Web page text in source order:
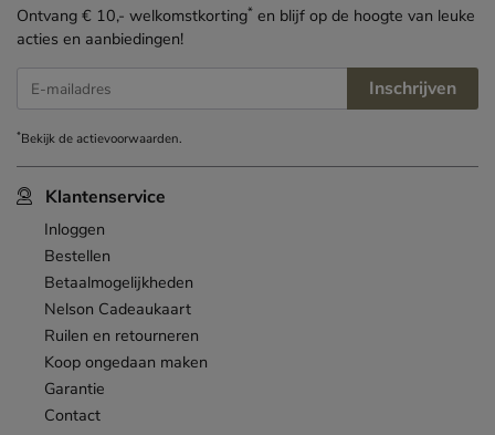
Klantenservice
Inloggen
Bestellen
Betaalmogelijkheden
Nelson Cadeaukaart
Ruilen en retourneren
Koop ongedaan maken
Garantie
Contact
Ontvang € 10,- welkomstkorting* en blijf op de hoogte van leuke
acties en aanbiedingen!
E-mailadres Inschrijven
*Bekijk deactievoorwaarden.